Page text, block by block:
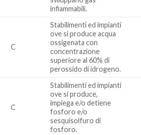
infiammabili.
C
Stabilimenti ed impianti
ove si produce acqua
ossigenata con
concentrazione
superiore al 60% di
perossido di idrogeno.
C
Stabilimenti ed impianti
ove si produce,
impiega e/o detiene
fosforo e/o
sesquisolfuro di
fosforo.